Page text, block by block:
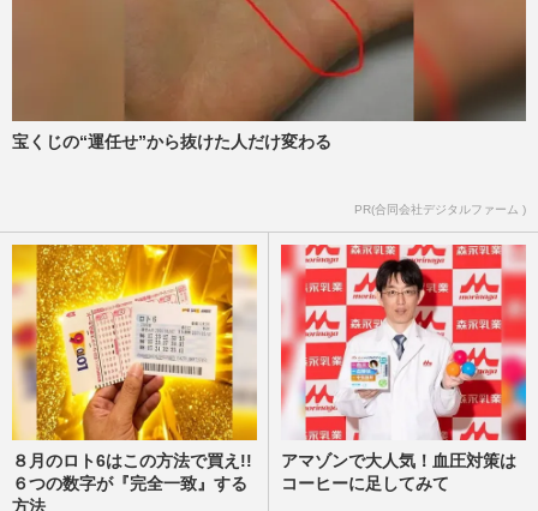
宝くじの“運任せ”から抜けた人だけ変わる
PR(合同会社デジタルファーム )
８月のロト6はこの方法で買え!!
６つの数字が『完全一致』する
方法
アマゾンで大人気！血圧対策は
コーヒーに足してみて